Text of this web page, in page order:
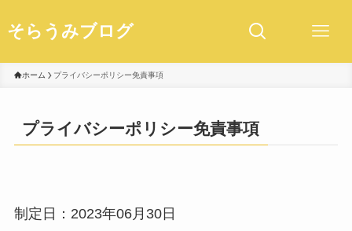
そらうみブログ
ホーム プライバシーポリシー免責事項
プライバシーポリシー免責事項
制定日：2023年06月30日